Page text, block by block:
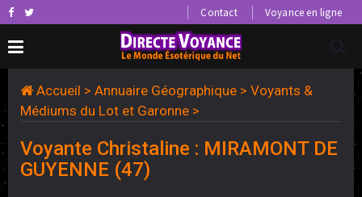
Contact Voyance en ligne
Accueil > Annuaire Géographique > Voyants &
Médiums du Lot et Garonne >
Voyante Christaline : MIRAMONT DE
GUYENNE (47)